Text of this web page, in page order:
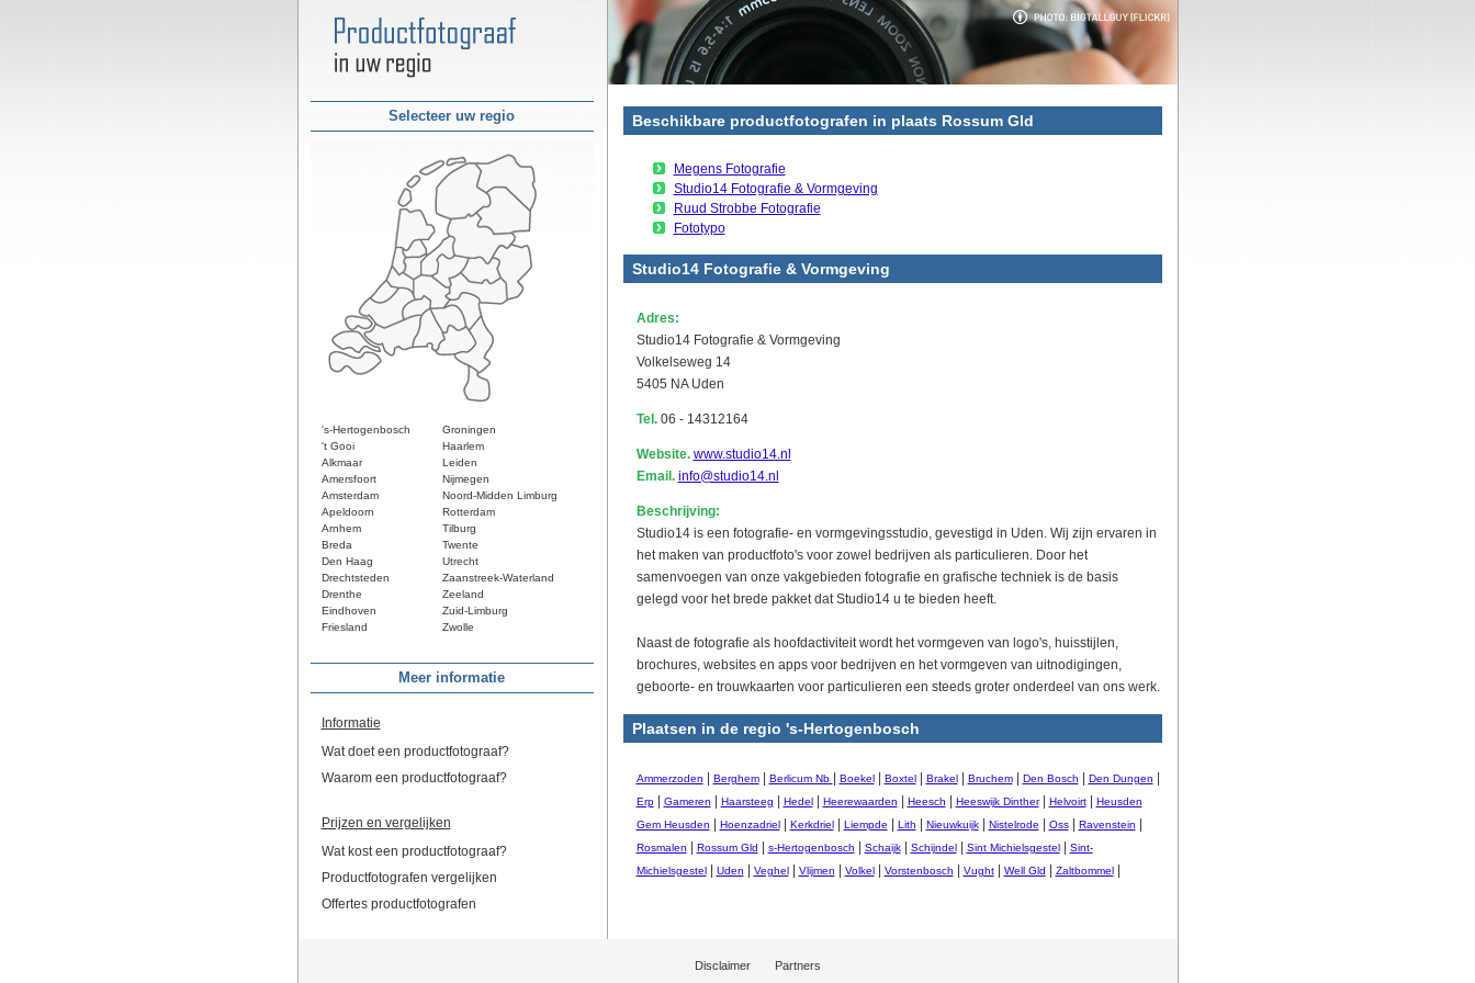
Selecteer uw regio
's-Hertogenbosch
Groningen
't Gooi
Haarlem
Alkmaar
Leiden
Amersfoort
Nijmegen
Amsterdam
Noord-Midden Limburg
Apeldoorn
Rotterdam
Arnhem
Tilburg
Breda
Twente
Den Haag
Utrecht
Drechtsteden
Zaanstreek-Waterland
Drenthe
Zeeland
Eindhoven
Zuid-Limburg
Friesland
Zwolle
Meer informatie
Informatie
Wat doet een productfotograaf?
Waarom een productfotograaf?
Prijzen en vergelijken
Wat kost een productfotograaf?
Productfotografen vergelijken
Offertes productfotografen
Beschikbare productfotografen in plaats Rossum Gld
Megens Fotografie
Studio14 Fotografie & Vormgeving
Ruud Strobbe Fotografie
Fototypo
Studio14 Fotografie & Vormgeving
Adres:
Studio14 Fotografie & Vormgeving
Volkelseweg 14
5405 NA Uden
Tel.06 - 14312164
Website. www.studio14.nl
Email. info@studio14.nl
Beschrijving:
Studio14 is een fotografie- en vormgevingsstudio, gevestigd in Uden. Wij zijn ervaren in
het maken van productfoto's voor zowel bedrijven als particulieren. Door het
samenvoegen van onze vakgebieden fotografie en grafische techniek is de basis
gelegd voor het brede pakket dat Studio14 u te bieden heeft.
Naast de fotografie als hoofdactiviteit wordt het vormgeven van logo's, huisstijlen,
brochures, websites en apps voor bedrijven en het vormgeven van uitnodigingen,
geboorte- en trouwkaarten voor particulieren een steeds groter onderdeel van ons werk.
Plaatsen in de regio 's-Hertogenbosch
Ammerzoden Berghem| Berlicum Nb Boekel| Boxtel| Brakel| Bruchem| Den Bosch Den Dungen
Erp| Gameren Haarsteeg Hedel| Heerewaarden Heesch Heeswijk Dinther| Helvoirt|
Heusden
Gem Heusden
Hoenzadriel| Kerkdriel| Liempde Lith Nieuwkuijk| Nistelrode Oss| Ravenstein
Rosmalen Rossum Gld s-Hertogenbosch Schaijk| Schijndel| Sint Michielsgestel|
Sint-
Michielsgestel| Uden Veghel| Vlijmen Volkel| Vorstenbosch Vught| Well Gld Zaltbommel|
Disclaimer Partners